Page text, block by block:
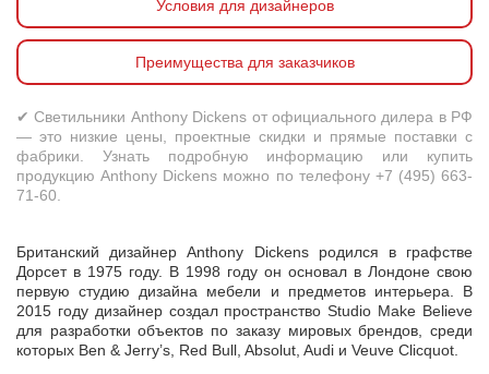
Условия для дизайнеров
Преимущества для заказчиков
✔ Светильники Anthony Dickens от официального дилера в РФ
— это низкие цены, проектные скидки и прямые поставки с
фабрики. Узнать подробную информацию или купить
продукцию Anthony Dickens можно по телефону +7 (495) 663-
71-60.
Британский дизайнер Anthony Dickens родился в графстве
Дорсет в 1975 году. В 1998 году он основал в Лондоне свою
первую студию дизайна мебели и предметов интерьера. В
2015 году дизайнер создал пространство Studio Make Believe
для разработки объектов по заказу мировых брендов, среди
которых Ben & Jerry’s, Red Bull, Absolut, Audi и Veuve Clicquot.